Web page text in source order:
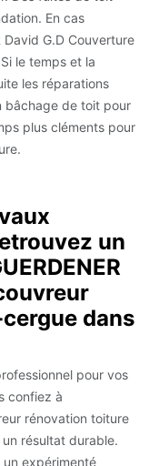
En cas
David G.D Couverture
le temps et la
les réparations
bâchage de toit pour
plus cléments pour
un
dans
pour vos
confiez à
rénovation toiture
résultat durable.
un expérimenté